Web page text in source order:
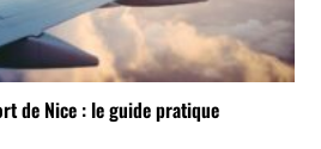
de Nice : le guide pratique